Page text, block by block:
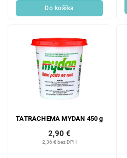
Do košíka
TATRACHEMA MYDAN 450 g
2,36 € bez DPH
2,90 €